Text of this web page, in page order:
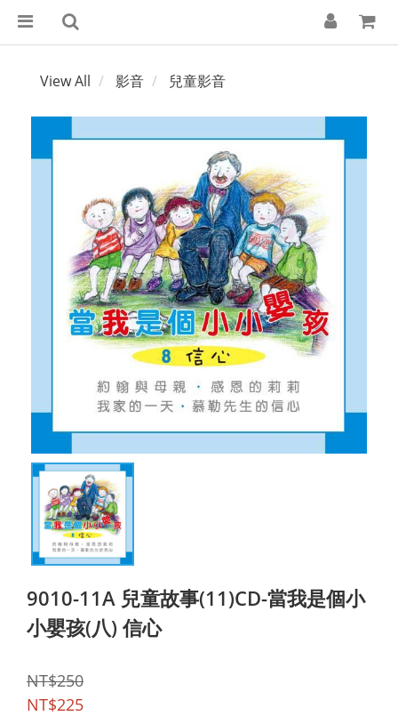
View All 影音 兒童影音
9010-11A 兒童故事(11)CD-當我是個小
小嬰孩(八) 信心
NT$250
NT$225